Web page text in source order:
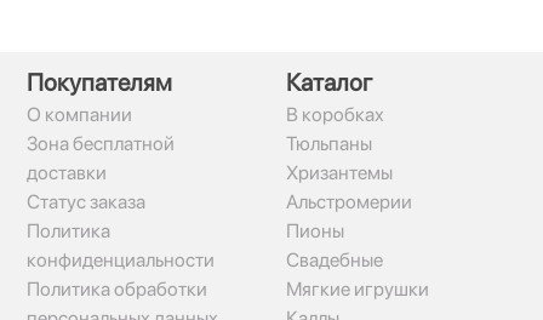
Покупателям
О компании
Зона бесплатной
доставки
Статус заказа
Политика
конфиденциальности
Политика обработки
Каталог
В коробках
Тюльпаны
Хризантемы
Альстромерии
Пионы
Свадебные
Мягкие игрушки